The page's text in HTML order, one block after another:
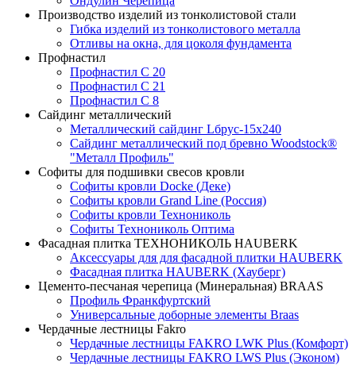
Производство изделий из тонколистовой стали
Гибка изделий из тонколистового металла
Отливы на окна, для цоколя фундамента
Профнастил
Профнастил С 20
Профнастил С 21
Профнастил С 8
Сайдинг металлический
Металлический сайдинг Lбрус-15х240
Сайдинг металлический под бревно Woodstock®
"Металл Профиль"
Софиты для подшивки свесов кровли
Софиты кровли Docke (Деке)
Софиты кровли Grand Line (Россия)
Софиты кровли Технониколь
Софиты Технониколь Оптима
Фасадная плитка ТЕХНОНИКОЛЬ HAUBERK
Аксессуары для для фасадной плитки HAUBERK
Фасадная плитка HAUBERK (Хауберг)
Цементо-песчаная черепица (Минеральная) BRAAS
Профиль Франкфуртский
Универсальные доборные элементы Braas
Чердачные лестницы Fakro
Чердачные лестницы FAKRO LWK Plus (Комфорт)
Чердачные лестницы FAKRO LWS Plus (Эконом)